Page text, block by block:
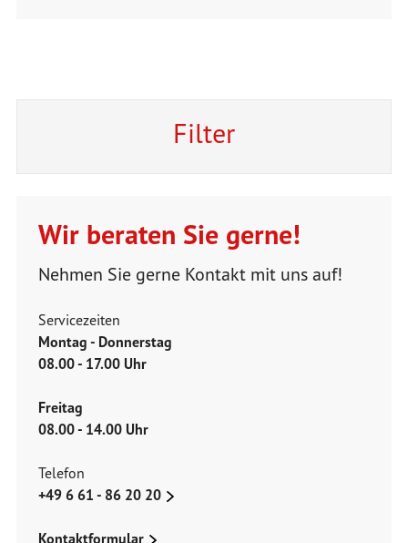
Filter
Wir beraten Sie gerne!
Nehmen Sie gerne Kontakt mit uns auf!
Servicezeiten
Montag - Donnerstag
08.00 - 17.00 Uhr
Freitag
08.00 - 14.00 Uhr
Telefon
+49 6 61 - 86 20 20
Kontaktformular